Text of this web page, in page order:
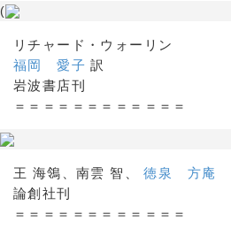
(
リチャード・ウォーリン
福岡 愛子 訳
岩波書店刊
＝＝＝＝＝＝＝＝＝＝＝＝
王 海鴒、南雲 智、徳泉 方庵
論創社刊
＝＝＝＝＝＝＝＝＝＝＝＝